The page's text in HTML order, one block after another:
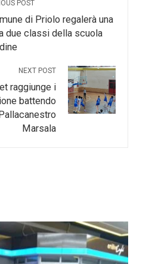
POST
di Priolo regalerà una
due classi della scuola
NEXT POST
raggiunge i
battendo
Marsala